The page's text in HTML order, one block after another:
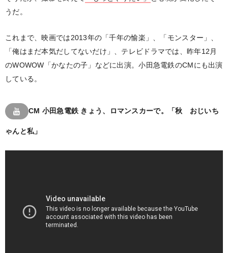
うだ。
これまで、映画では2013年の「千年の愉楽」、「モンスター」、
「俺はまだ本気だしてないだけ」、テレビドラマでは、昨年12月
のWOWOW「かなたの子」などに出演。小田急電鉄のCMにも出演
している。
CM 小田急電鉄 きょう、ロマンスカーで。「秋 おじいち
ゃんと私」